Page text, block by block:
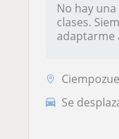
No hay
clases.
adaptarme
Se